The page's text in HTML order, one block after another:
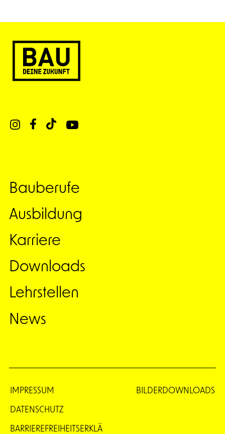
Bauberufe
Ausbildung
Karriere
Downloads
Lehrstellen
News
IMPRESSUM
DATENSCHUTZ
BARRIEREFREIHEITSERKLÄ
BILDERDOWNLOADS